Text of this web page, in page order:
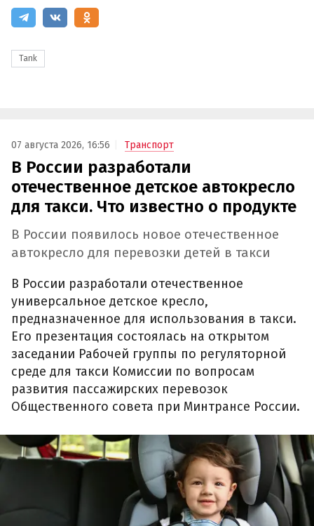
Tank
07 августа 2026, 16:56 Транспорт
В России разработали
отечественное детское автокресло
для такси. Что известно о продукте
В России появилось новое отечественное
автокресло для перевозки детей в такси
В России разработали отечественное
универсальное детское кресло,
предназначенное для использования в такси.
Его презентация состоялась на открытом
заседании Рабочей группы по регуляторной
среде для такси Комиссии по вопросам
развития пассажирских перевозок
Общественного совета при Минтрансе России.